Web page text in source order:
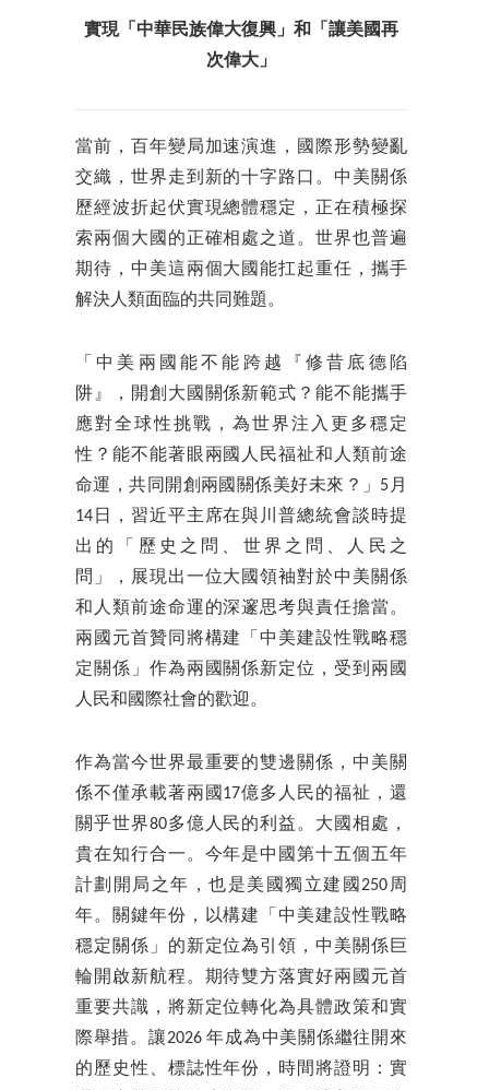
實現「中華民族偉大復興」和「讓美國再
次偉大」
當前，百年變局加速演進，國際形勢變亂
交織，世界走到新的十字路口。中美關係
歷經波折起伏實現總體穩定，正在積極探
索兩個大國的正確相處之道。世界也普遍
期待，中美這兩個大國能扛起重任，攜手
解決人類面臨的共同難題。
「中美兩國能不能跨越『修昔底德陷
阱』，開創大國關係新範式？能不能攜手
應對全球性挑戰，為世界注入更多穩定
性？能不能著眼兩國人民福祉和人類前途
命運，共同開創兩國關係美好未來？」5月
14日，習近平主席在與川普總統會談時提
出的「歷史之問、世界之問、人民之
問」，展現出一位大國領袖對於中美關係
和人類前途命運的深邃思考與責任擔當。
兩國元首贊同將構建「中美建設性戰略穩
定關係」作為兩國關係新定位，受到兩國
人民和國際社會的歡迎。
作為當今世界最重要的雙邊關係，中美關
係不僅承載著兩國17億多人民的福祉，還
關乎世界80多億人民的利益。大國相處，
貴在知行合一。今年是中國第十五個五年
計劃開局之年，也是美國獨立建國250周
年。關鍵年份，以構建「中美建設性戰略
穩定關係」的新定位為引領，中美關係巨
輪開啟新航程。期待雙方落實好兩國元首
重要共識，將新定位轉化為具體政策和實
際舉措。讓2026 年成為中美關係繼往開來
的歷史性、標誌性年份，時間將證明：實